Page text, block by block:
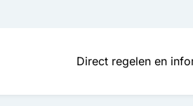
Direct regelen en